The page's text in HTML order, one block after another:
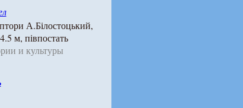
А.Білостоцький,
м, півпостать
и культуры